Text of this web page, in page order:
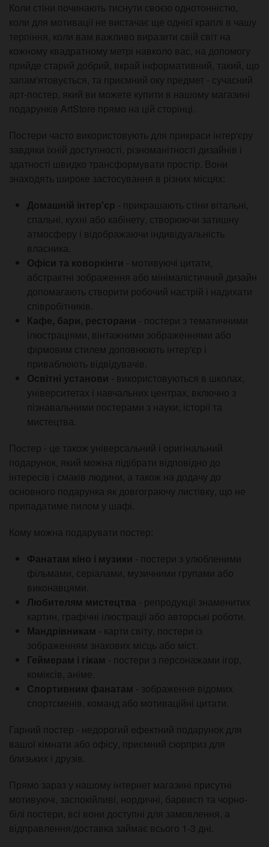
Коли стіни починають тиснути своєю однотонністю,
коли для мотивації не вистачає ще однієї краплі в чашу
терпіння, коли вам важливо виразити свій світ на
кожному квадратному метрі навколо вас, на допомогу
прийде старий добрий, вкрай інформативний, такий, що
запам'ятовується, та приємний оку предмет - сучасний
арт-постер, який ви можете купити в нашому магазині
подарунків ArtStore прямо на цій сторінці.
Постери часто використовують для прикраси інтер'єру
завдяки їхній доступності, різноманітності дизайнів і
здатності швидко трансформувати простір. Вони
знаходять широке застосування в різних місцях:
Домашній інтер'єр - прикрашають стіни вітальні,
спальні, кухні або кабінету, створюючи затишну
атмосферу і відображаючи індивідуальність
власника.
Офіси та коворкінги - мотивуючі цитати,
абстрактні зображення або мінімалістичний дизайн
допомагають створити робочий настрій і надихати
співробітників.
Кафе, бари, ресторани - постери з тематичними
ілюстраціями, вінтажними зображеннями або
фірмовим стилем доповнюють інтер'єр і
приваблюють відвідувачів.
Освітні установи - використовуються в школах,
університетах і навчальних центрах, включно з
пізнавальними постерами з науки, історії та
мистецтва.
Постер - це також універсальний і оригінальний
подарунок, який можна підібрати відповідно до
інтересів і смаків людини, а також на додачу до
основного подарунка як довгограючу листівку, що не
припадатиме пилом у шафі.
Кому можна подарувати постер:
Фанатам кіно і музики - постери з улюбленими
фільмами, серіалами, музичними групами або
виконавцями.
Любителям мистецтва - репродукції знаменитих
картин, графічні ілюстрації або авторські роботи.
Мандрівникам - карти світу, постери із
зображенням знакових місць або міст.
Геймерам і гікам - постери з персонажами ігор,
коміксів, аніме.
Спортивним фанатам - зображення відомих
спортсменів, команд або мотиваційні цитати.
Гарний постер - недорогий ефектний подарунок для
вашої кімнати або офісу, приємний сюрприз для
близьких і друзів.
Прямо зараз у нашому інтернет магазині присутні
мотивуючі, заспокійливі, нордичні, барвисті та чорно-
білі постери, всі вони доступні для замовлення, а
відправлення/доставка займає всього 1-3 дні.